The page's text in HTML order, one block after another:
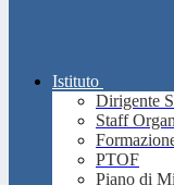
Istituto
Dirigente
Staff
PTOF
Piano di